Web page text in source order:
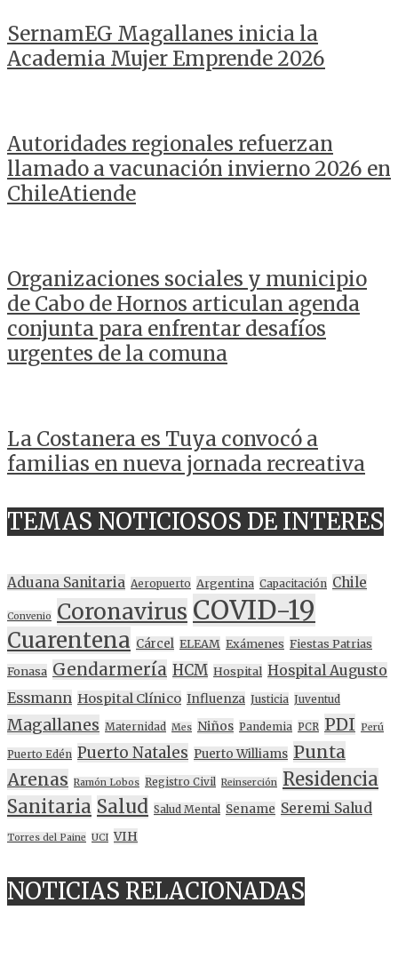
SernamEG Magallanes inicia la
Academia Mujer Emprende 2026
Autoridades regionales refuerzan
llamado a vacunación invierno 2026 en
ChileAtiende
Organizaciones sociales y municipio
de Cabo de Hornos articulan agenda
conjunta para enfrentar desafíos
urgentes de la comuna
La Costanera es Tuya convocó a
familias en nueva jornada recreativa
TEMAS NOTICIOSOS DE INTERES
Aduana Sanitaria Aeropuerto Argentina Capacitación Chile
Convenio Coronavirus COVID-19
Cuarentena Cárcel ELEAM Exámenes Fiestas Patrias
Fonasa Gendarmería HCM Hospital Hospital Augusto
Essmann Hospital Clínico Influenza Justicia Juventud
Magallanes Maternidad Mes Niños Pandemia PCR PDI Perú
Puerto Edén Puerto Natales Puerto Williams Punta
Arenas Ramón Lobos Registro Civil Reinserción
Residencia
Sanitaria Salud Salud Mental Sename Seremi Salud
Torres del Paine UCI VIH
NOTICIAS RELACIONADAS